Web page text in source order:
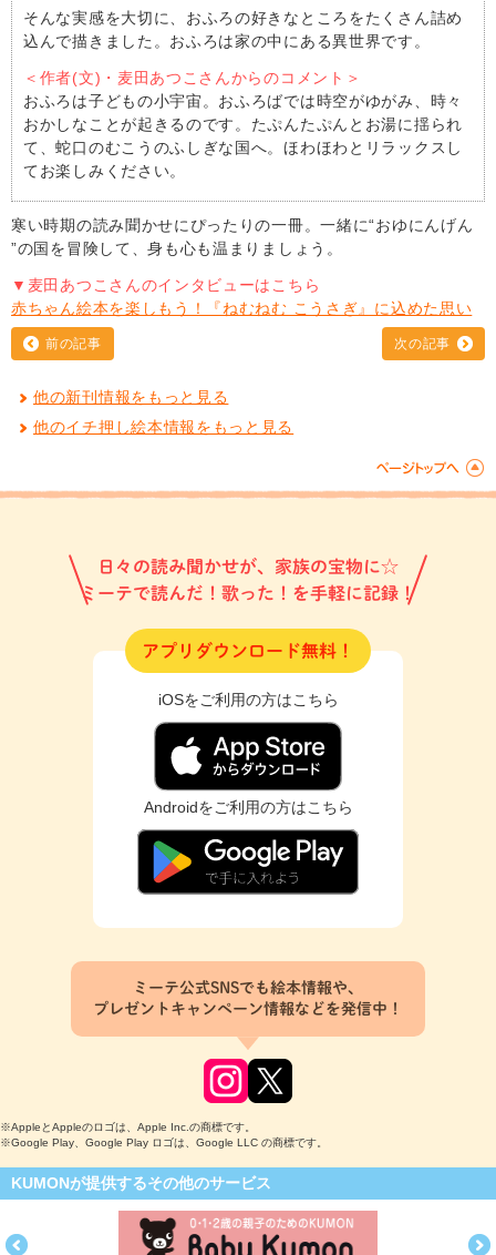
そんな実感を大切に、おふろの好きなところをたくさん詰め
込んで描きました。おふろは家の中にある異世界です。
＜作者(文)・麦田あつこさんからのコメント＞
おふろは子どもの小宇宙。おふろばでは時空がゆがみ、時々
おかしなことが起きるのです。たぷんたぷんとお湯に揺られ
て、蛇口のむこうのふしぎな国へ。ほわほわとリラックスし
てお楽しみください。
寒い時期の読み聞かせにぴったりの一冊。一緒に“おゆにんげん
”の国を冒険して、身も心も温まりましょう。
▼麦田あつこさんのインタビューはこちら
赤ちゃん絵本を楽しもう！『ねむねむ こうさぎ』に込めた思い
前の記事 次の記事
他の新刊情報をもっと見る
他のイチ押し絵本情報をもっと見る
日々の読み聞かせが、家族の宝物に☆
ミーテで読んだ！歌った！を手軽に記録！
アプリダウンロード無料！
iOSをご利用の方はこちら
Androidをご利用の方はこちら
ミーテ公式SNSでも絵本情報や、
プレゼントキャンペーン情報などを発信中！
※AppleとAppleのロゴは、Apple Inc.の商標です。
※Google Play、Google Play ロゴは、Google LLC の商標です。
KUMONが提供するその他のサービス